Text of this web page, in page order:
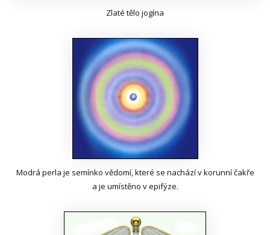
Zlaté tělo jogína
Modrá perla je semínko vědomí, které se nachází v korunní čakře
a je umístěno v epifýze.